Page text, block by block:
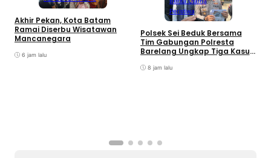
Akhir Pekan, Kota Batam
Ramai Diserbu Wisatawan
Mancanegara
6 jam lalu
Peristiwa
Polsek Sei Beduk Bersama
Tim Gabungan Polresta
Barelang Ungkap Tiga Kasus
8 jam lalu